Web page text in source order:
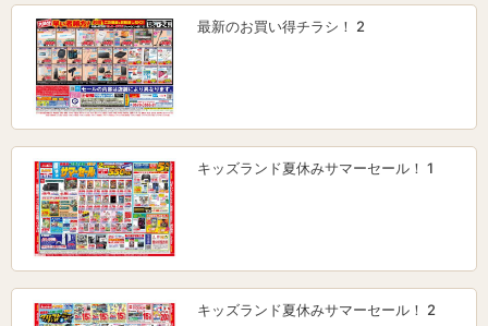
最新のお買い得チラシ！ 2
キッズランド夏休みサマーセール！ 1
キッズランド夏休みサマーセール！ 2